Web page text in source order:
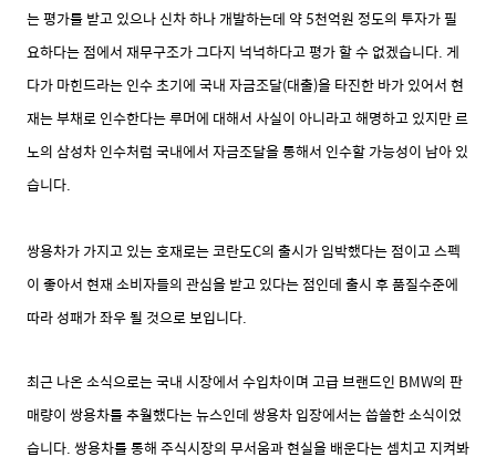
는 평가를 받고 있으나 신차 하나 개발하는데 약 5천억원 정도의 투자가 필
요하다는 점에서 재무구조가 그다지 넉넉하다고 평가 할 수 없겠습니다. 게
다가 마힌드라는 인수 초기에 국내 자금조달(대출)을 타진한 바가 있어서 현
재는 부채로 인수한다는 루머에 대해서 사실이 아니라고 해명하고 있지만 르
노의 삼성차 인수처럼 국내에서 자금조달을 통해서 인수할 가능성이 남아 있
습니다.
쌍용차가 가지고 있는 호재로는 코란도C의 출시가 임박했다는 점이고 스펙
이 좋아서 현재 소비자들의 관심을 받고 있다는 점인데 출시 후 품질수준에
따라 성패가 좌우 될 것으로 보입니다.
최근 나온 소식으로는 국내 시장에서 수입차이며 고급 브랜드인 BMW의 판
매량이 쌍용차를 추월했다는 뉴스인데 쌍용차 입장에서는 씁쓸한 소식이었
습니다.쌍용차를 통해 주식시장의 무서움과 현실을 배운다는 셈치고 지켜봐